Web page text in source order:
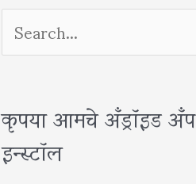
S
e
r
c
कृपया आमचे अँड्रॉइड अँप
इन्स्टॉल